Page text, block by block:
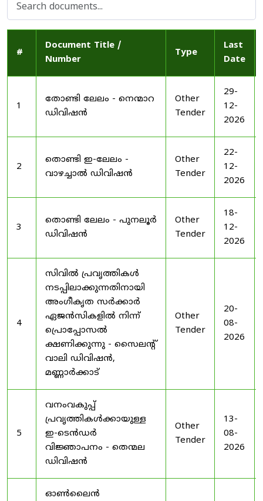
#
Document Title /
Number
Type
Last
Date
1
തോണ്ടി ലേലം - നെന്മാറ
ഡിവിഷൻ
Other
Tender
29-
12-
2026
2
തൊണ്ടി ഇ-ലേലം -
വാഴച്ചാൽ ഡിവിഷൻ
Other
Tender
22-
12-
2026
3
തൊണ്ടി ലേലം - പുനലൂർ
ഡിവിഷൻ
Other
Tender
18-
12-
2026
4
സിവിൽ പ്രവൃത്തികൾ
നടപ്പിലാക്കുന്നതിനായി
അംഗീകൃത സർക്കാർ
ഏജൻസികളിൽ നിന്ന്
പ്രൊപ്പോസൽ
ക്ഷണിക്കുന്നു - സൈലന്റ്
വാലി ഡിവിഷൻ,
മണ്ണാർക്കാട്
Other
Tender
20-
08-
2026
5
വനംവകുപ്പ്
പ്രവൃത്തികൾക്കായുള്ള
ഇ-ടെൻഡർ
വിജ്ഞാപനം - തെന്മല
ഡിവിഷൻ
Other
Tender
13-
08-
2026
ഓൺലൈൻ